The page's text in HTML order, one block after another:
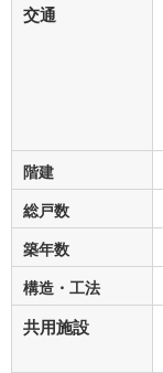
交通
階建
総戸数
築年数
構造・工法
共用施設